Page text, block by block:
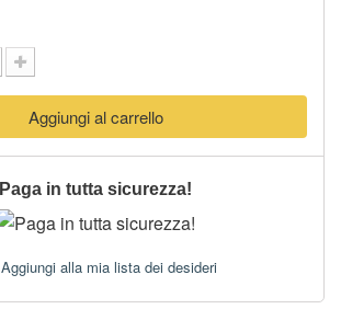
Aggiungi al carrello
Paga in tutta sicurezza!
Aggiungi alla mia lista dei desideri